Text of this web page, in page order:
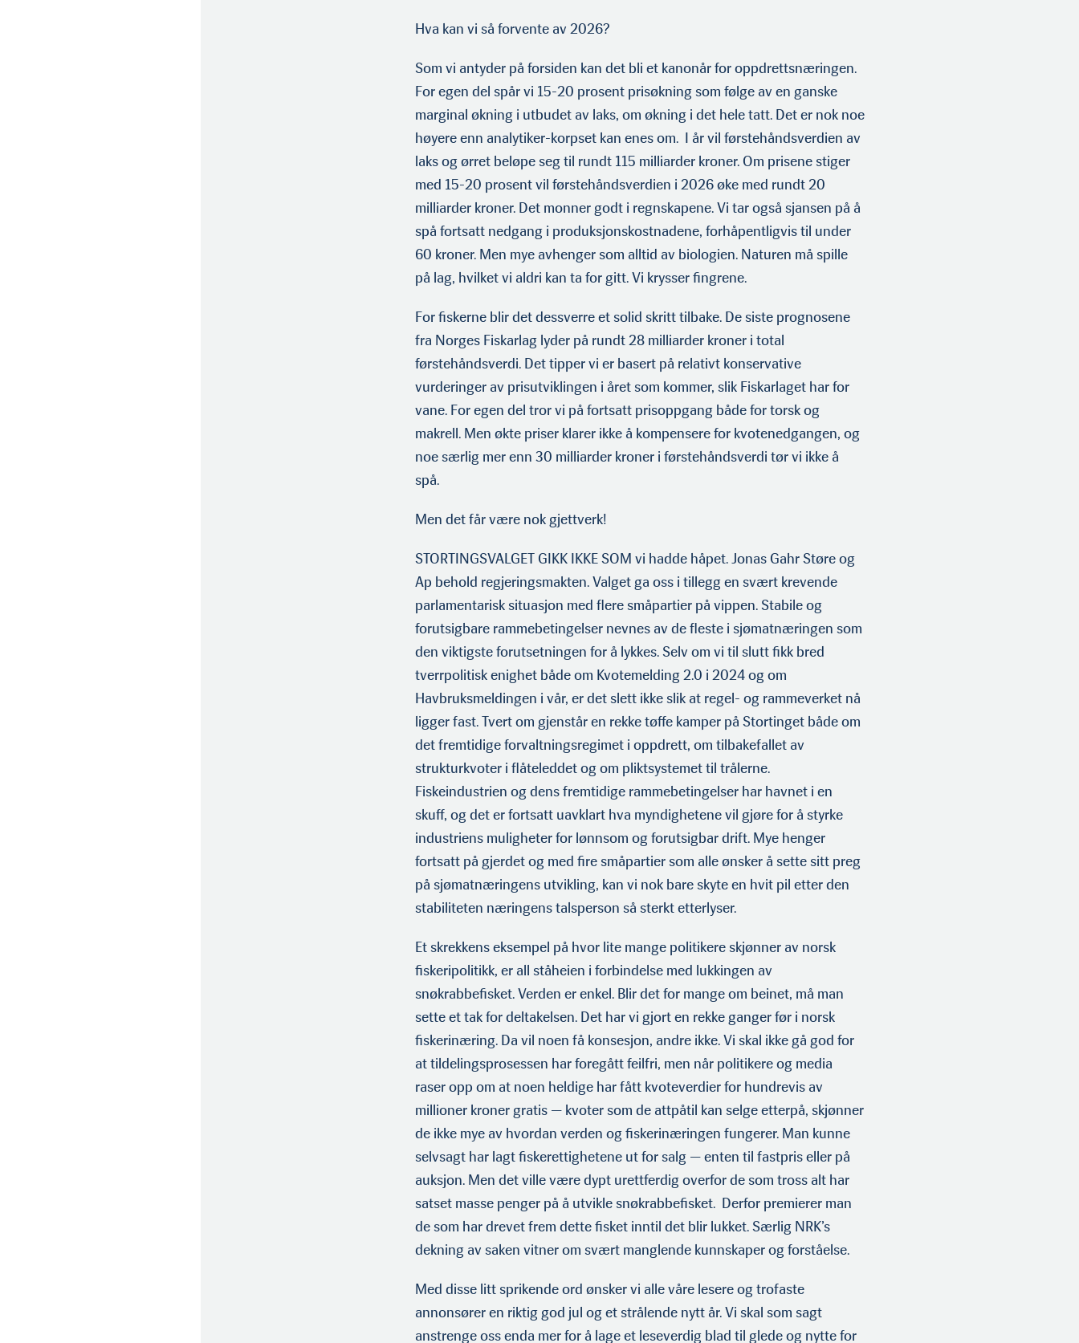
Hva kan vi så forvente av 2026?
Som vi antyder på forsiden kan det bli et kanonår for oppdrettsnæringen.
For egen del spår vi 15-20 prosent prisøkning som følge av en ganske
marginal økning i utbudet av laks, om økning i det hele tatt. Det er nok noe
høyere enn analytiker-korpset kan enes om. I år vil førstehåndsverdien av
laks og ørret beløpe seg til rundt 115 milliarder kroner. Om prisene stiger
med 15-20 prosent vil førstehåndsverdien i 2026 øke med rundt 20
milliarder kroner. Det monner godt i regnskapene. Vi tar også sjansen på å
spå fortsatt nedgang i produksjonskostnadene, forhåpentligvis til under
60 kroner. Men mye avhenger som alltid av biologien. Naturen må spille
på lag, hvilket vi aldri kan ta for gitt. Vi krysser fingrene.
For fiskerne blir det dessverre et solid skritt tilbake. De siste prognosene
fra Norges Fiskarlag lyder på rundt 28 milliarder kroner i total
førstehåndsverdi. Det tipper vi er basert på relativt konservative
vurderinger av prisutviklingen i året som kommer, slik Fiskarlaget har for
vane. For egen del tror vi på fortsatt prisoppgang både for torsk og
makrell. Men økte priser klarer ikke å kompensere for kvotenedgangen, og
noe særlig mer enn 30 milliarder kroner i førstehåndsverdi tør vi ikke å
spå.
Men det får være nok gjettverk!
STORTINGSVALGET GIKK IKKE SOM vi hadde håpet. Jonas Gahr Støre og
Ap behold regjeringsmakten. Valget ga oss i tillegg en svært krevende
parlamentarisk situasjon med flere småpartier på vippen. Stabile og
forutsigbare rammebetingelser nevnes av de fleste i sjømatnæringen som
den viktigste forutsetningen for å lykkes. Selv om vi til slutt fikk bred
tverrpolitisk enighet både om Kvotemelding 2.0 i 2024 og om
Havbruksmeldingen i vår, er det slett ikke slik at regel- og rammeverket nå
ligger fast. Tvert om gjenstår en rekke tøffe kamper på Stortinget både om
det fremtidige forvaltningsregimet i oppdrett, om tilbakefallet av
strukturkvoter i flåteleddet og om pliktsystemet til trålerne.
Fiskeindustrien og dens fremtidige rammebetingelser har havnet i en
skuff, og det er fortsatt uavklart hva myndighetene vil gjøre for å styrke
industriens muligheter for lønnsom og forutsigbar drift. Mye henger
fortsatt på gjerdet og med fire småpartier som alle ønsker å sette sitt preg
på sjømatnæringens utvikling, kan vi nok bare skyte en hvit pil etter den
stabiliteten næringens talsperson så sterkt etterlyser.
Et skrekkens eksempel på hvor lite mange politikere skjønner av norsk
fiskeripolitikk, er all ståheien i forbindelse med lukkingen av
snøkrabbefisket. Verden er enkel. Blir det for mange om beinet, må man
sette et tak for deltakelsen. Det har vi gjort en rekke ganger før i norsk
fiskerinæring. Da vil noen få konsesjon, andre ikke. Vi skal ikke gå god for
at tildelingsprosessen har foregått feilfri, men når politikere og media
raser opp om at noen heldige har fått kvoteverdier for hundrevis av
millioner kroner gratis — kvoter som de attpåtil kan selge etterpå, skjønner
de ikke mye av hvordan verden og fiskerinæringen fungerer. Man kunne
selvsagt har lagt fiskerettighetene ut for salg — enten til fastpris eller på
auksjon. Men det ville være dypt urettferdig overfor de som tross alt har
satset masse penger på å utvikle snøkrabbefisket. Derfor premierer man
de som har drevet frem dette fisket inntil det blir lukket. Særlig NRK’s
dekning av saken vitner om svært manglende kunnskaper og forståelse.
Med disse litt sprikende ord ønsker vi alle våre lesere og trofaste
annonsører en riktig god jul og et strålende nytt år. Vi skal som sagt
anstrenge oss enda mer for å lage et leseverdig blad til glede og nytte for